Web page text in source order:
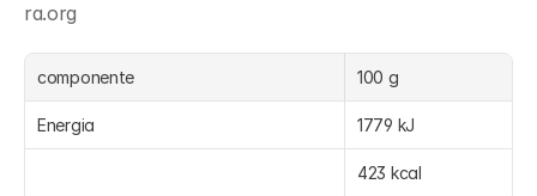
ra.org
componente 100 g
Energia 1779 kJ
423 kcal